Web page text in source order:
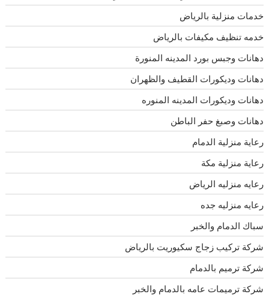
خدمات منزلية بالرياض
خدمه تنظيف مكيفات بالرياض
دهانات وجبس بورد المدينه المنورة
دهانات وديكورات القطيف والظهران
دهانات وديكورات المدينه المنوره
دهانات وصبغ حفر الباطن
رعاية منزلية الدمام
رعاية منزلية مكة
رعايه منزليه الرياض
رعايه منزليه جده
سباك الدمام والخبر
شركة تركيب زجاج سكيوريت بالرياض
شركة ترميم بالدمام
شركة ترميمات عامه بالدمام والخبر